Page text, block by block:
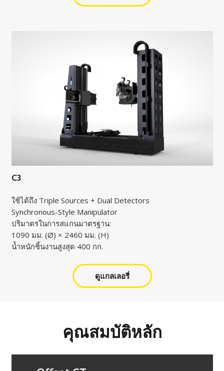
C3
ใช้ได้ถึง Triple Sources + Dual Detectors
Synchronous-Style Manipulator
ปริมาตรในการสแกนมาตรฐาน:
1090 มม. (Ø) × 2460 มม. (H)
น้ำหนักชิ้นงานสูงสุด 400 กก.
ดูแกลเลอรี่
คุณสมบัติหลัก